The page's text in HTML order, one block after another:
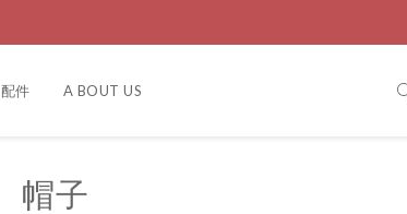
配件 A BOUT US
帽子